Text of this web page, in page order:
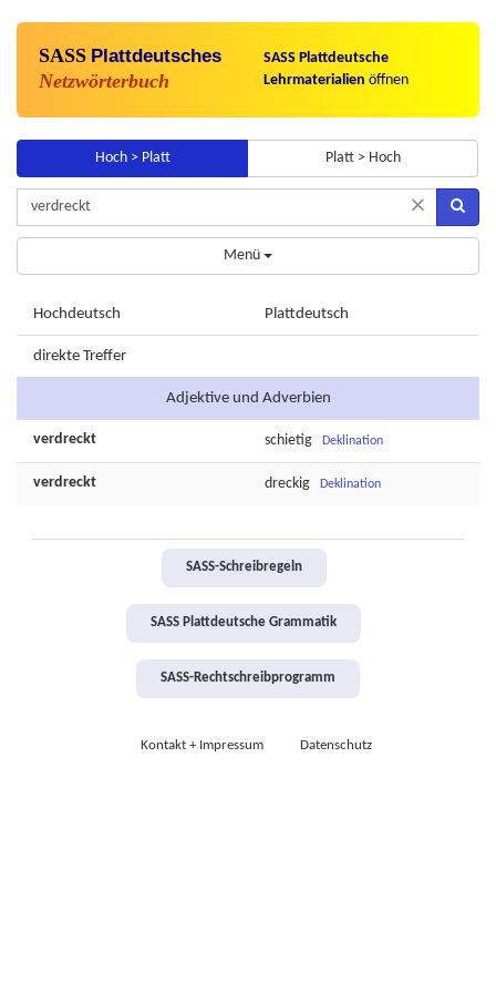
SASS Plattdeutsches
Netzwörterbuch
SASS Plattdeutsche
Lehrmaterialien öffnen
Hoch > Platt Platt > Hoch
×
Menü
Hochdeutsch Plattdeutsch
direkte Treffer
Adjektive und Adverbien
verdreckt schietig Deklination
verdreckt dreckig Deklination
SASS-Schreibregeln
SASS Plattdeutsche Grammatik
SASS-Rechtschreibprogramm
Kontakt + Impressum Datenschutz